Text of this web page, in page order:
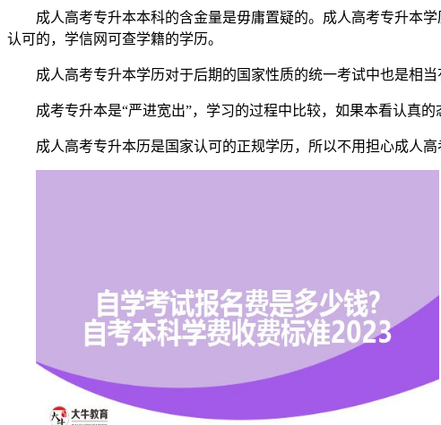
成人高考专升本本科的含金量是毋庸置疑的。成人高考专升本
认可的，学信网可查学籍的学历。
成人高考专升本学历对于后期的国家性质的统一考试中也是相
成考专升本是“严进宽出”，学习的过程中比较，如果本看认真
成人高考专升本历是国家认可的正规学历，所以不用担心成人